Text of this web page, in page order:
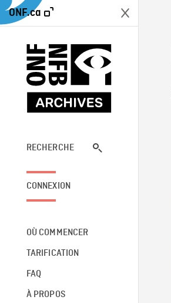
ONF.ca
RECHERCHE
CONNEXION
OÙ COMMENCER
TARIFICATION
FAQ
À PROPOS